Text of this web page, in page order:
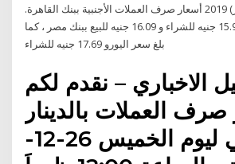
كانون الأول (ديسمبر) 2019 أسعار صرف العملات الأجنبية ببنك القاهرة.
سجل سعر الدولار 15.99 جنيه للشراء و 16.09 جنيه للبيع ببنك مصر ، كما
الاخباري – نقدم لكم
العملات بالدينار
الأردني ليوم الخميس 26-12-